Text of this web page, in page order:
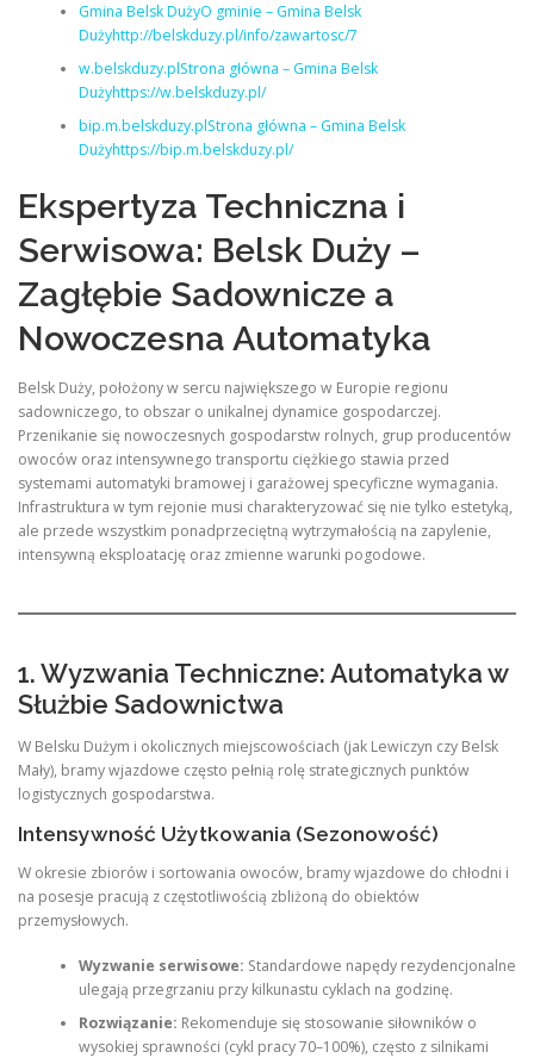
Gmina Belsk DużyO gminie – Gmina Belsk
Dużyhttp://belskduzy.pl/info/zawartosc/7
w.belskduzy.plStrona główna – Gmina Belsk
Dużyhttps://w.belskduzy.pl/
bip.m.belskduzy.plStrona główna – Gmina Belsk
Dużyhttps://bip.m.belskduzy.pl/
Ekspertyza Techniczna i
Serwisowa: Belsk Duży –
Zagłębie Sadownicze a
Nowoczesna Automatyka
Belsk Duży, położony w sercu największego w Europie regionu
sadowniczego, to obszar o unikalnej dynamice gospodarczej.
Przenikanie się nowoczesnych gospodarstw rolnych, grup producentów
owoców oraz intensywnego transportu ciężkiego stawia przed
systemami automatyki bramowej i garażowej specyficzne wymagania.
Infrastruktura w tym rejonie musi charakteryzować się nie tylko estetyką,
ale przede wszystkim ponadprzeciętną wytrzymałością na zapylenie,
intensywną eksploatację oraz zmienne warunki pogodowe.
1. Wyzwania Techniczne: Automatyka w
Służbie Sadownictwa
W Belsku Dużym i okolicznych miejscowościach (jak Lewiczyn czy Belsk
Mały), bramy wjazdowe często pełnią rolę strategicznych punktów
logistycznych gospodarstwa.
Intensywność Użytkowania (Sezonowość)
W okresie zbiorów i sortowania owoców, bramy wjazdowe do chłodni i
na posesje pracują z częstotliwością zbliżoną do obiektów
przemysłowych.
Wyzwanie serwisowe: Standardowe napędy rezydencjonalne
ulegają przegrzaniu przy kilkunastu cyklach na godzinę.
Rozwiązanie: Rekomenduje się stosowanie siłowników o
wysokiej sprawności (cykl pracy 70–100%), często z silnikami